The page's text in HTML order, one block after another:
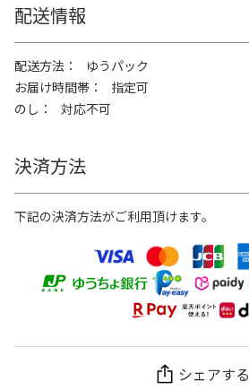
配送情報
配送方法
ゆうパック
お届け時間帯
指定可
のし
対応不可
決済方法
下記の決済方法がご利用頂けます。
シェアする